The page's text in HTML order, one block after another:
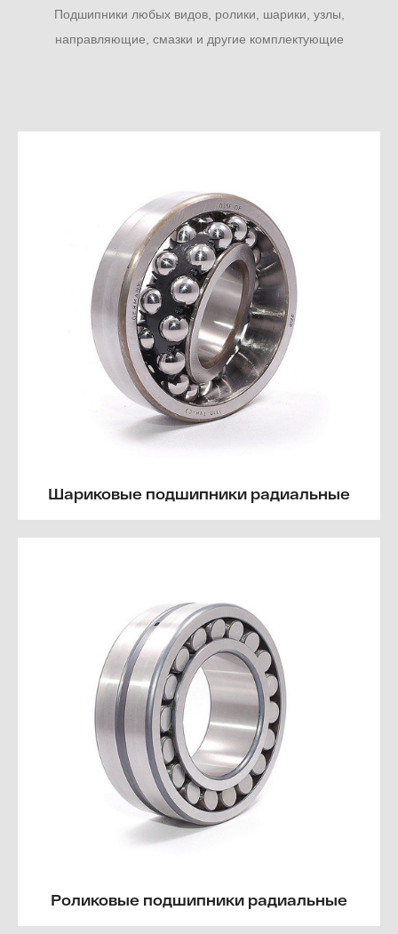
Подшипники любых видов, ролики, шарики, узлы,
направляющие, смазки и другие комплектующие
Шариковые подшипники радиальные
Роликовые подшипники радиальные